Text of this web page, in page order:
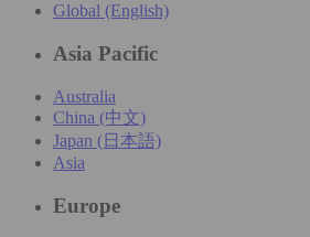
Global (English)
Asia Pacific
Australia
China (中文)
Japan (日本語)
Asia
Europe